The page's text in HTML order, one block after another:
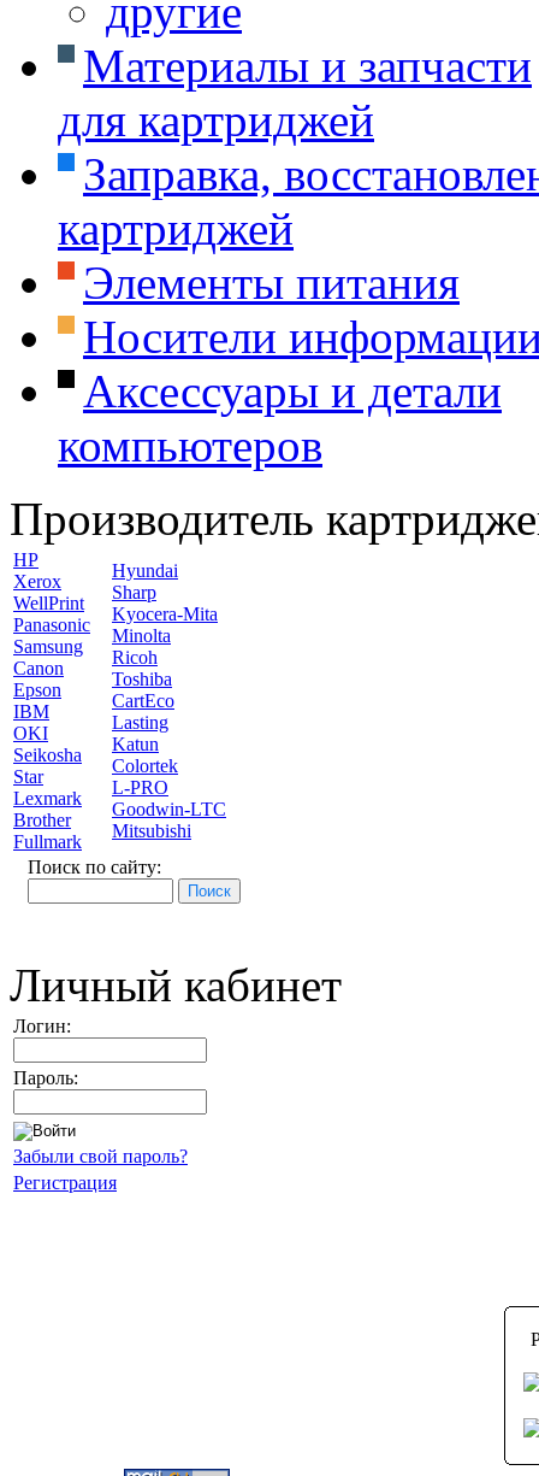
другие
Материалы и запчасти
для картриджей
Заправка,
картриджей
Элементы питания
Носители
Аксессуары и детали
компьютеров
Производитель
HP
Xerox
WellPrint
Panasonic
Samsung
Canon
Epson
IBM
OKI
Seikosha
Star
Lexmark
Brother
Fullmark
Hyundai
Sharp
Kyocera-Mita
Minolta
Ricoh
Toshiba
CartEco
Lasting
Katun
Colortek
L-PRO
Goodwin-LTC
Mitsubishi
Поиск по сайту:
Личный кабинет
Логин:
Пароль:
Забыли свой пароль?
Регистрация